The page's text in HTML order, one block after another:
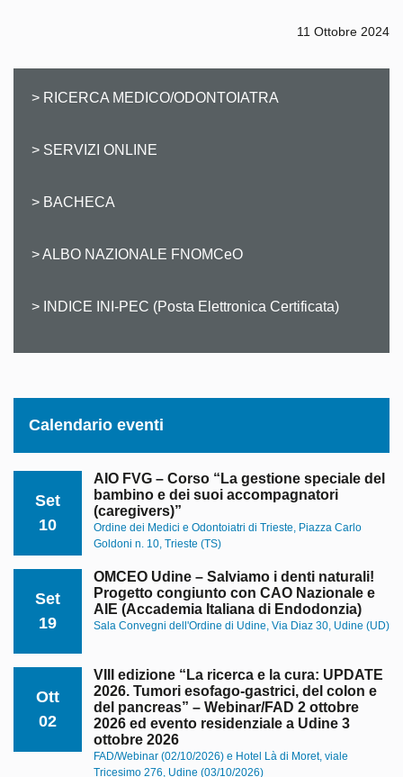
11 Ottobre 2024
> RICERCA MEDICO/ODONTOIATRA
> SERVIZI ONLINE
> BACHECA
> ALBO NAZIONALE FNOMCeO
> INDICE INI-PEC (Posta Elettronica Certificata)
Calendario eventi
Set
10
AIO FVG – Corso “La gestione speciale del
bambino e dei suoi accompagnatori
(caregivers)”
Ordine dei Medici e Odontoiatri di Trieste, Piazza Carlo
Goldoni n. 10, Trieste (TS)
Set
19
OMCEO Udine – Salviamo i denti naturali!
Progetto congiunto con CAO Nazionale e
AIE (Accademia Italiana di Endodonzia)
Sala Convegni dell'Ordine di Udine, Via Diaz 30, Udine (UD)
Ott
02
VIII edizione “La ricerca e la cura: UPDATE
2026. Tumori esofago-gastrici, del colon e
del pancreas” – Webinar/FAD 2 ottobre
2026 ed evento residenziale a Udine 3
ottobre 2026
FAD/Webinar (02/10/2026) e Hotel Là di Moret, viale
Tricesimo 276, Udine (03/10/2026)